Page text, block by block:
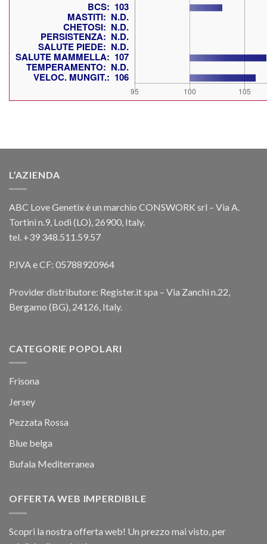
L’AZIENDA
ABC Love Genetix è un marchio CONSWORK srl – Via A.
Tortini n.9, Lodi (LO), 26900, Italy.
tel. +39 348.511.59.57
P.IVA e CF: 05788920964
Provider distributore: Register.it spa – Via Zanchi n.22,
Bergamo (BG), 24126, Italy.
CATEGORIE POPOLARI
Frisona
Jersey
Pezzata Rossa
Blue belga
Bufala Mediterranea
OFFERTA WEB IMPERDIBILE
Scopri la nostra offerta web! Un prezzo mai visto, per